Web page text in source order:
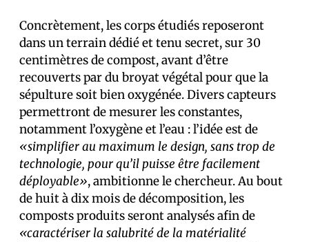
Concrètement, les corps étudiés reposeront
dans un terrain dédié et tenu secret, sur 30
centimètres de compost, avant d’être
recouverts par du broyat végétal pour que la
sépulture soit bien oxygénée. Divers capteurs
permettront de mesurer les constantes,
notamment l’oxygène et l’eau : l’idée est de
«simplifier au maximum le design, sans trop de
technologie, pour qu’il puisse être facilement
déployable», ambitionne le chercheur. Au bout
de huit à dix mois de décomposition, les
composts produits seront analysés afin de
«caractériser la salubrité de la matérialité